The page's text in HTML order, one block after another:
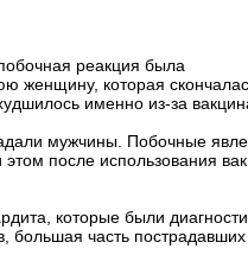
реакция была
женщину, которая
именно из-за
мужчины. Побочные
после использования
которые были
большая часть